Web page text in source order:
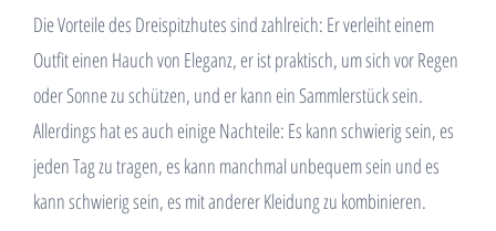
Die Vorteile des Dreispitzhutes sind zahlreich: Er verleiht einem
Outfit einen Hauch von Eleganz, er ist praktisch, um sich vor Regen
oder Sonne zu schützen, und er kann ein Sammlerstück sein.
Allerdings hat es auch einige Nachteile: Es kann schwierig sein, es
jeden Tag zu tragen, es kann manchmal unbequem sein und es
kann schwierig sein, es mit anderer Kleidung zu kombinieren.